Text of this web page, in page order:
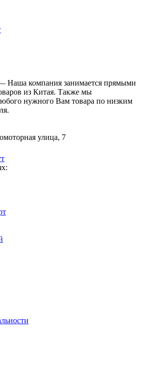
Наша компания занимается прямыми
из Китая. Также мы
нужного Вам товара по низким
улица, 7